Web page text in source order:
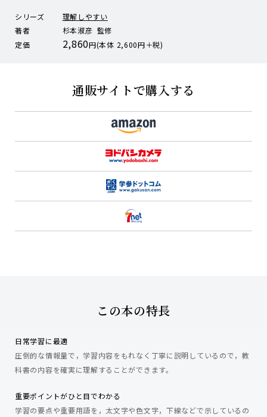
シリーズ
理解しやすい
著者
杉本淑彦 監修
定価
2,860円(本体 2,600円＋税)
通販サイトで購入する
この本の特長
日常学習に最適
圧倒的な情報量で，学習内容をもれなく丁寧に説明しているので，教
科書の内容を確実に理解することができます。
重要ポイントがひと目でわかる
学習の要点や重要用語を，太文字や色文字，下線などで示しているの